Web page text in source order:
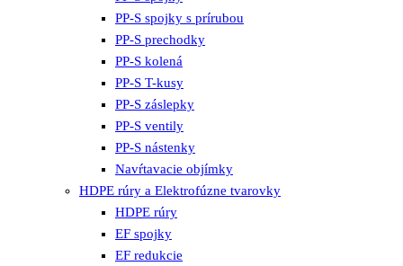
PP-S spojky s prírubou
PP-S prechodky
PP-S kolená
PP-S T-kusy
PP-S záslepky
PP-S ventily
PP-S nástenky
Navŕtavacie objímky
HDPE rúry a Elektrofúzne tvarovky
HDPE rúry
EF spojky
EF redukcie